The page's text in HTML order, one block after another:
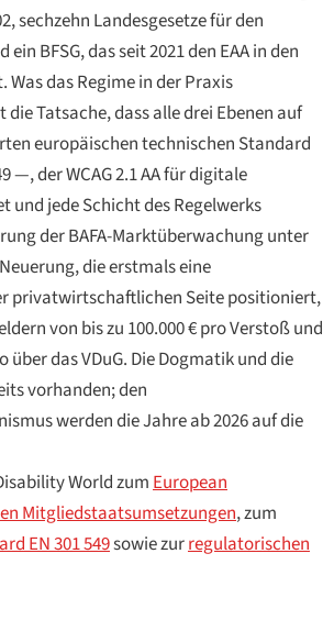
sechzehn Landesgesetze für den
BFSG, das seit 2021 den EAA in den
das Regime in der Praxis
Tatsache, dass alle drei Ebenen auf
europäischen technischen Standard
—, der WCAG 2.1 AA für digitale
und jede Schicht des Regelwerks
der BAFA-Marktüberwachung unter
die erstmals eine
privatwirtschaftlichen Seite positioniert,
von bis zu 100.000 € pro Verstoß und
das VDuG. Die Dogmatik und die
vorhanden; den
werden die Jahre ab 2026 auf die
World zum European
Mitgliedstaatsumsetzungen, zum
EN 301 549sowie zurregulatorischen